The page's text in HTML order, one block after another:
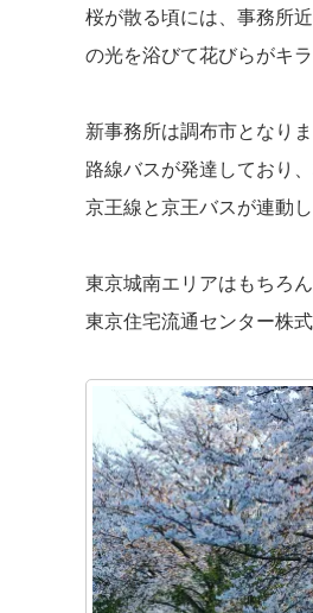
桜が散る頃には、事務所
の光を浴びて花びらがキ
新事務所は調布市となり
路線バスが発達しており
京王線と京王バスが連動
東京城南エリアはもちろ
東京住宅流通センター株